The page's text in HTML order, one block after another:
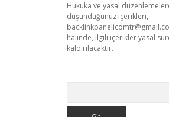
Hukuka ve yasal
düşündüğünüz içerikleri,
halinde, ilgili içerikler yasal
kaldırılacaktır.